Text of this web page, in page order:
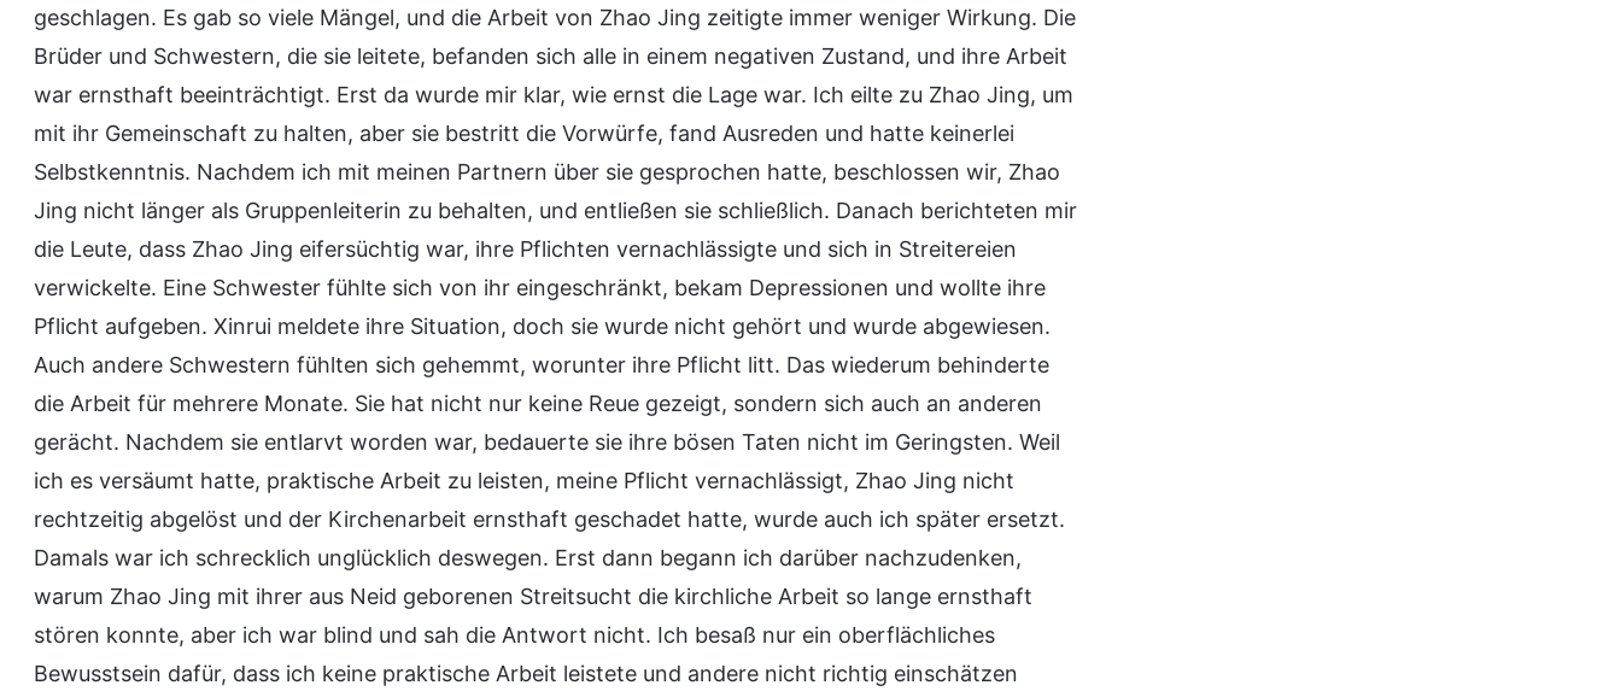
geschlagen. Es gab so viele Mängel, und die Arbeit von Zhao Jing zeitigte immer weniger Wirkung. Die
Brüder und Schwestern, die sie leitete, befanden sich alle in einem negativen Zustand, und ihre Arbeit
war ernsthaft beeinträchtigt. Erst da wurde mir klar, wie ernst die Lage war. Ich eilte zu Zhao Jing, um
mit ihr Gemeinschaft zu halten, aber sie bestritt die Vorwürfe, fand Ausreden und hatte keinerlei
Selbstkenntnis. Nachdem ich mit meinen Partnern über sie gesprochen hatte, beschlossen wir, Zhao
Jing nicht länger als Gruppenleiterin zu behalten, und entließen sie schließlich. Danach berichteten mir
die Leute, dass Zhao Jing eifersüchtig war, ihre Pflichten vernachlässigte und sich in Streitereien
verwickelte. Eine Schwester fühlte sich von ihr eingeschränkt, bekam Depressionen und wollte ihre
Pflicht aufgeben. Xinrui meldete ihre Situation, doch sie wurde nicht gehört und wurde abgewiesen.
Auch andere Schwestern fühlten sich gehemmt, worunter ihre Pflicht litt. Das wiederum behinderte
die Arbeit für mehrere Monate. Sie hat nicht nur keine Reue gezeigt, sondern sich auch an anderen
gerächt. Nachdem sie entlarvt worden war, bedauerte sie ihre bösen Taten nicht im Geringsten. Weil
ich es versäumt hatte, praktische Arbeit zu leisten, meine Pflicht vernachlässigt, Zhao Jing nicht
rechtzeitig abgelöst und der Kirchenarbeit ernsthaft geschadet hatte, wurde auch ich später ersetzt.
Damals war ich schrecklich unglücklich deswegen. Erst dann begann ich darüber nachzudenken,
warum Zhao Jing mit ihrer aus Neid geborenen Streitsucht die kirchliche Arbeit so lange ernsthaft
stören konnte, aber ich war blind und sah die Antwort nicht. Ich besaß nur ein oberflächliches
Bewusstsein dafür, dass ich keine praktische Arbeit leistete und andere nicht richtig einschätzen